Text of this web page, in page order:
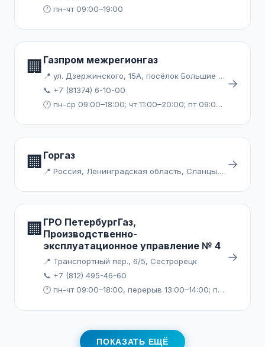
🕐 пн-чт 09:00–19:00
🏢 Газпром межрегионгаз
📍 ул. Дзержинского, 15А, посёлок Большие Лучки, Сланцы
📞 +7 (81374) 6-10-00
🕐 пн-ср 09:00–18:00; чт 11:00–20:00; пт 09:00–17:00
→
🏢 Горгаз
📍 Россия, Ленинградская область, Сланцы, посёлок Большие Лучки →
🏢 ГРО ПетербургГаз,
Производственно-
эксплуатационное управление № 4
📍 Транспортный пер., 6/5, Сестрорецк
📞 +7 (812) 495-46-60
🕐 пн-чт 09:00–18:00, перерыв 13:00–14:00; пт 09:00–16:45, перерыв 13:00–14:00
→
ПОКАЗАТЬ ЕЩЁ